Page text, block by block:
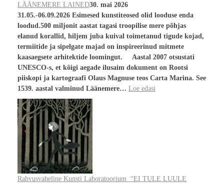
LÄÄNEMERE LAINED30. mai 2026
31.05.-06.09.2026 Esimesed kunstiteosed olid looduse enda
loodud.500 miljonit aastat tagasi troopilise mere põhjas
elanud korallid, hiljem juba kuival toimetanud tigude kojad,
termiitide ja sipelgate majad on inspireerinud mitmete
kaasaegsete arhitektide loomingut. Aastal 2007 otsustati
UNESCO-s, et kõigi aegade ilusaim dokument on Rootsi
piiskopi ja kartograafi Olaus Magnuse teos Carta Marina. See
1539. aastal valminud Läänemere… Loe edasi
Rahvusvaheline Kunsti Laboratoorium “EI TULE LUULE